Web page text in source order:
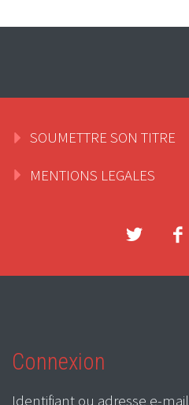
SOUMETTRE SON TITRE
MENTIONS LEGALES
Connexion
Identifiant ou adresse e-mail